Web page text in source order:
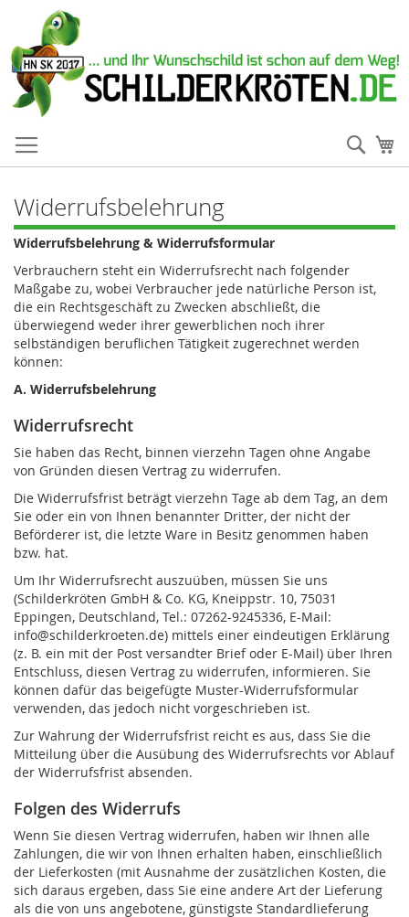
Widerrufsbelehrung
Widerrufsbelehrung & Widerrufsformular
Verbrauchern steht ein Widerrufsrecht nach folgender
Maßgabe zu, wobei Verbraucher jede natürliche Person ist,
die ein Rechtsgeschäft zu Zwecken abschließt, die
überwiegend weder ihrer gewerblichen noch ihrer
selbständigen beruflichen Tätigkeit zugerechnet werden
können:
A. Widerrufsbelehrung
Widerrufsrecht
Sie haben das Recht, binnen vierzehn Tagen ohne Angabe
von Gründen diesen Vertrag zu widerrufen.
Die Widerrufsfrist beträgt vierzehn Tage ab dem Tag, an dem
Sie oder ein von Ihnen benannter Dritter, der nicht der
Beförderer ist, die letzte Ware in Besitz genommen haben
bzw. hat.
Um Ihr Widerrufsrecht auszuüben, müssen Sie uns
(Schilderkröten GmbH & Co. KG, Kneippstr. 10, 75031
Eppingen, Deutschland, Tel.: 07262-9245336, E-Mail:
info@schilderkroeten.de) mittels einer eindeutigen Erklärung
(z. B. ein mit der Post versandter Brief oder E-Mail) über Ihren
Entschluss, diesen Vertrag zu widerrufen, informieren. Sie
können dafür das beigefügte Muster-Widerrufsformular
verwenden, das jedoch nicht vorgeschrieben ist.
Zur Wahrung der Widerrufsfrist reicht es aus, dass Sie die
Mitteilung über die Ausübung des Widerrufsrechts vor Ablauf
der Widerrufsfrist absenden.
Folgen des Widerrufs
Wenn Sie diesen Vertrag widerrufen, haben wir Ihnen alle
Zahlungen, die wir von Ihnen erhalten haben, einschließlich
der Lieferkosten (mit Ausnahme der zusätzlichen Kosten, die
sich daraus ergeben, dass Sie eine andere Art der Lieferung
als die von uns angebotene, günstigste Standardlieferung